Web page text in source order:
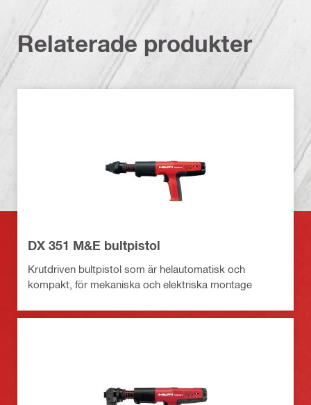
Relaterade produkter
DX 351 M&E bultpistol
Krutdriven bultpistol som är helautomatisk och
kompakt, för mekaniska och elektriska montage